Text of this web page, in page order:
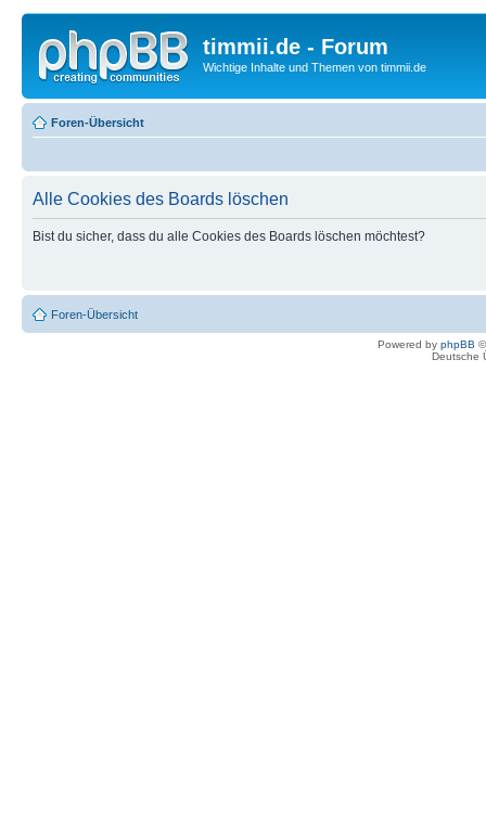
timmii.de - Forum
Wichtige Inhalte und Themen von timmii.de
Foren-Übersicht
Alle Cookies des Boards löschen
Bist du sicher, dass du alle Cookies des Boards löschen möchtest?
Foren-Übersicht
Powered by phpBB
Deutsche